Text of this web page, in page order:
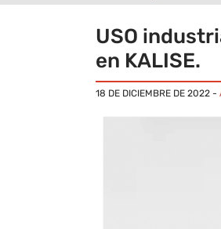
USO
en KALISE.
18 DE DICIEMBRE DE 2022 -